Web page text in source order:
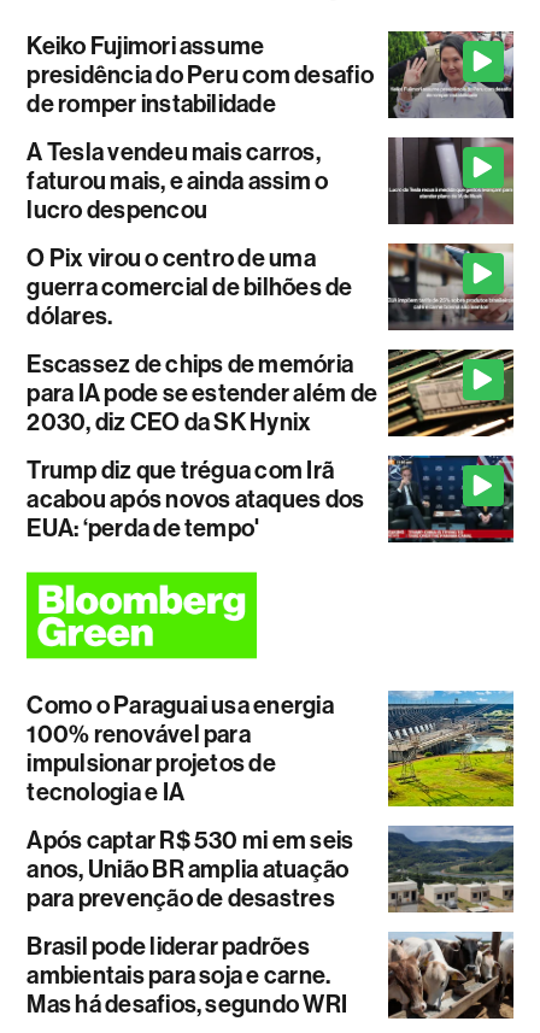
Keiko Fujimori assume
presidência do Peru com desafio
de romper instabilidade
A Tesla vendeu mais carros,
faturou mais, e ainda assim o
lucro despencou
O Pix virou o centro de uma
guerra comercial de bilhões de
dólares.
Escassez de chips de memória
para IA pode se estender além de
2030, diz CEO da SK Hynix
Trump diz que trégua com Irã
acabou após novos ataques dos
EUA: ‘perda de tempo'
Como o Paraguai usa energia
100% renovável para
impulsionar projetos de
tecnologia e IA
Após captar R$ 530 mi em seis
anos, União BR amplia atuação
para prevenção de desastres
Brasil pode liderar padrões
ambientais para soja e carne.
Mas há desafios, segundo WRI